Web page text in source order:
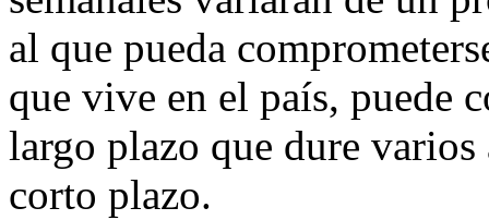
al que pueda
que vive en el país, puede
largo plazo que dure varios
corto plazo.